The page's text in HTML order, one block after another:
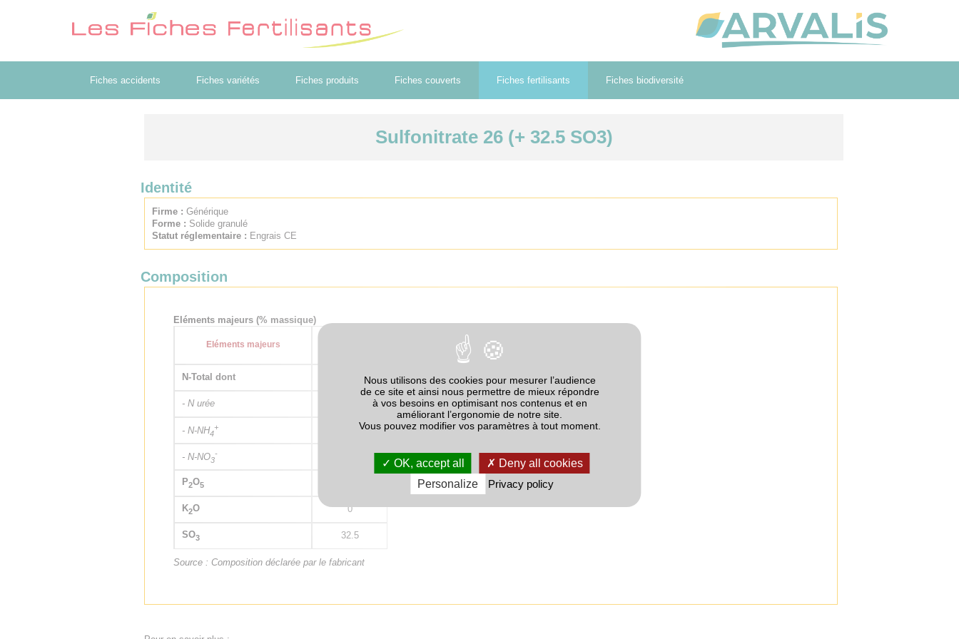
Fiches accidents Fiches variétés Fiches produits Fiches couverts Fiches fertilisants Fiches biodiversité
Sulfonitrate 26 (+ 32.5 SO3)
Identité
Firme : Générique
Forme : Solide granulé
Statut réglementaire : Engrais CE
Composition
Eléments majeurs (% massique)
Eléments majeurs
N-Total dont
- N urée
- N-NH4
+
- N-NO3
-
P2O5
K2O 0
SO3 32.5
Source : Composition déclarée par le fabricant
Nous utilisons des cookies pour mesurer l’audience
de ce site et ainsi nous permettre de mieux répondre
à vos besoins en optimisant nos contenus et en
améliorant l’ergonomie de notre site.
Vous pouvez modifier vos paramètres à tout moment.
OK, accept all
Deny all cookies
Personalize
Privacy policy